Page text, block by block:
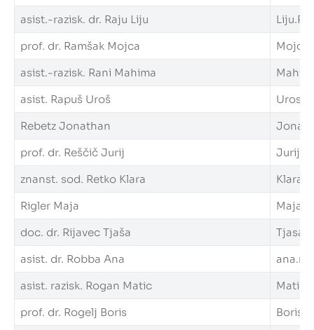
asist.-razisk. dr. Raju Liju
prof. dr. Ramšak Mojca
asist.-razisk. Rani Mahima
asist. Rapuš Uroš
Rebetz Jonathan
prof. dr. Reščič Jurij
znanst. sod. Retko Klara
Rigler Maja
doc. dr. Rijavec Tjaša
asist. dr. Robba Ana
asist. razisk. Rogan Matic
prof. dr. Rogelj Boris